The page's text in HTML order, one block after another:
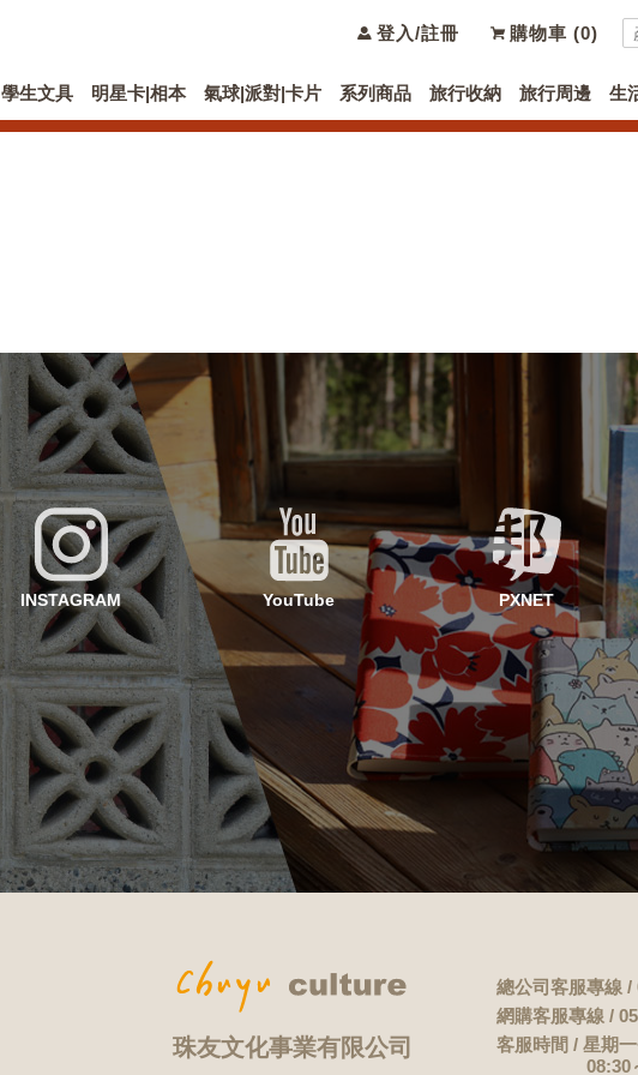
登入/註冊 購物車 (0)
學生文具 明星卡|相本 氣球|派對|卡片 系列商品 旅行收納 旅行周邊 生
INSTAGRAM YouTube PXNET
珠友文化事業有限公司
總公司客服專線 /
網購客服專線 /
客服時間 / 星期
08:30